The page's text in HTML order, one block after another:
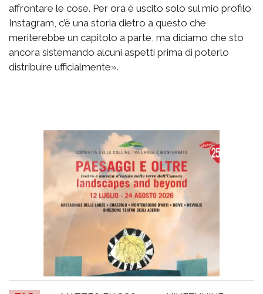
affrontare le cose. Per ora è uscito solo sul mio profilo
Instagram, c’è una storia dietro a questo che
meriterebbe un capitolo a parte, ma diciamo che sto
ancora sistemando alcuni aspetti prima di poterlo
distribuire ufficialmente».